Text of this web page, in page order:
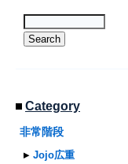
Category
非常階段
Jojo広重